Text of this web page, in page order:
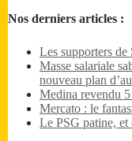
Nos derniers articles :
Les supporters
Masse salariale
nouveau plan
Medina revendu
Mercato : le
Le PSG patine,